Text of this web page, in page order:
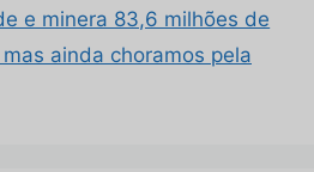
e minera 83,6 milhões de
ainda choramos pela